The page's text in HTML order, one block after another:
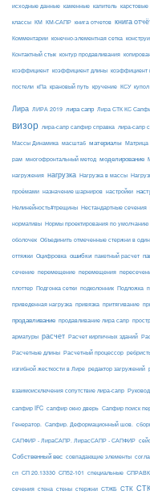
исходные данные каменные капитель
классы КМ КМ-САПР книга отчетов книга
Комментарии конечно-элементная сетка
Контактный стык контур продавливания
коэффициент коэффициент длины коэффициент
постели кПа крановый путь кручение КСУ купол
Лира ЛИРА 2019 лира сапр Лира СТК КС
визор лира-сапр сапфир справка лира-сапр
Массы Динамика масштаб материалы Матрица
рам многофронтальный метод моделирование
нагружения нагрузка Нагрузка в массы
проёмами назначение шарниров настройки
Нелинейность#трещины Нестандартные сечения
нормативы Нормы проектирования по
оболочек Объединить отмеченные стержни в один
оттяжки Оцифровка ошибки пакетный расчет
сечение перемещение перемещения
плоттер Подгонка сетки подколонник Подложка
приведенная нагрузка привязка притягивание
продавливание продавливание лира сапр
арматуры расчет Расчет кирпичных зданий
Расчетные длины Расчетный процессор
изгибной жесткости в Лире редактор загружений
взаимоисключения сопутствие лира-сапр
сапфир IFC сапфир окно дверь Сапфир поиск
Генератор. Сапфир. Деформационный шов.
САПФИР - ЛираСАПР. ЛирасСАПР - САПФИР
Собственный вес совпадающие элементы
сп СП 20.13330 СП52-101 специальные
сечения стена стены стержни СТЖБ СТК